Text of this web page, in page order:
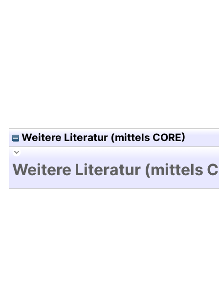
Weitere Literatur (mittels CORE)
Weitere Literatur (mittels